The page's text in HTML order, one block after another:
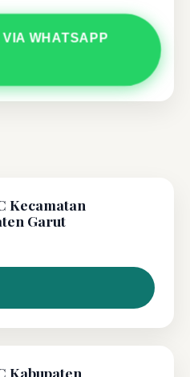
WHATSAPP
Kecamatan
Garut
Kabupaten